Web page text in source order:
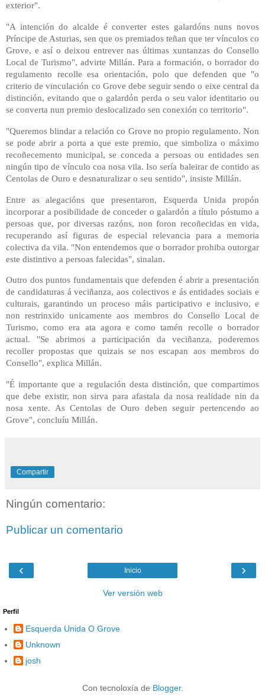
exterior".
"A intención do alcalde é converter estes galardóns nuns novos
Príncipe de Asturias, sen que os premiados teñan que ter vínculos co
Grove, e así o deixou entrever nas últimas xuntanzas do Consello
Local de Turismo", advirte Millán. Para a formación, o borrador do
regulamento recolle esa orientación, polo que defenden que "o
criterio de vinculación co Grove debe seguir sendo o eixe central da
distinción, evitando que o galardón perda o seu valor identitario ou
se converta nun premio deslocalizado sen conexión co territorio".
"Queremos blindar a relación co Grove no propio regulamento. Non
se pode abrir a porta a que este premio, que simboliza o máximo
recoñecemento municipal, se conceda a persoas ou entidades sen
ningún tipo de vínculo coa nosa vila. Iso sería baleirar de contido as
Centolas de Ouro e desnaturalizar o seu sentido", insiste Millán.
Entre as alegacións que presentaron, Esquerda Unida propón
incorporar a posibilidade de conceder o galardón a título póstumo a
persoas que, por diversas razóns, non foron recoñecidas en vida,
recuperando así figuras de especial relevancia para a memoria
colectiva da vila. "Non entendemos que o borrador prohiba outorgar
este distintivo a persoas falecidas", sinalan.
Outro dos puntos fundamentais que defenden é abrir a presentación
de candidaturas á veciñanza, aos colectivos e ás entidades sociais e
culturais, garantindo un proceso máis participativo e inclusivo, e
non restrinxido unicamente aos membros do Consello Local de
Turismo, como era ata agora e como tamén recolle o borrador
actual. "Se abrimos a participación da veciñanza, poderemos
recoller propostas que quizais se nos escapan aos membros do
Consello", explica Millán.
"É importante que a regulación desta distinción, que compartimos
que debe existir, non sirva para afastala da nosa realidade nin da
nosa xente. As Centolas de Ouro deben seguir pertencendo ao
Grove", concluíu Millán.
Compartir
Ningún comentario:
Publicar un comentario
‹ ›
Inicio
Ver versión web
Perfil
Esquerda Unida O Grove
Unknown
josh
Con tecnoloxía de Blogger.